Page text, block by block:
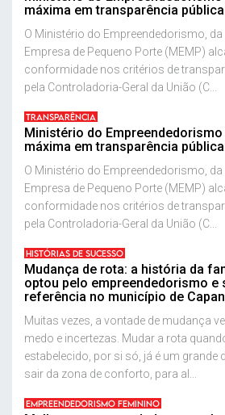
máxima em transparência pública
O Ministério do Empreendedorismo,
Empresa de Pequeno Porte (MEMP)
conformidade nos critérios de
pela Controladoria-Geral da União (C...
TRANSPARÊNCIA
Ministério do
máxima em transparência pública
O Ministério do Empreendedorismo,
Empresa de Pequeno Porte (MEMP)
conformidade nos critérios de
pela Controladoria-Geral da União (C...
HISTÓRIAS DE SUCESSO
Mudança de rota: a história da
optou pelo empreendedorismo e
referência no município de
Muitas vezes, a vontade de mudança
medo e incertezas. Mudar a rota
estabelecido, por si só, já é um grande
sair da zona de conforto, para al...
EMPREENDEDORISMO FEMININO